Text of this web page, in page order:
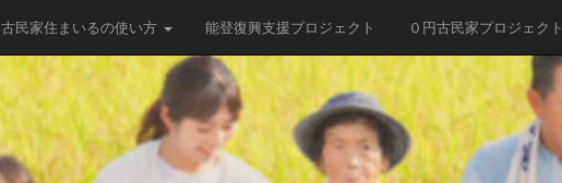
古民家住まいるの使い方 能登復興支援プロジェクト ０円古民家プロジェクト